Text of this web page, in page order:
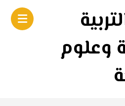
وعلوم